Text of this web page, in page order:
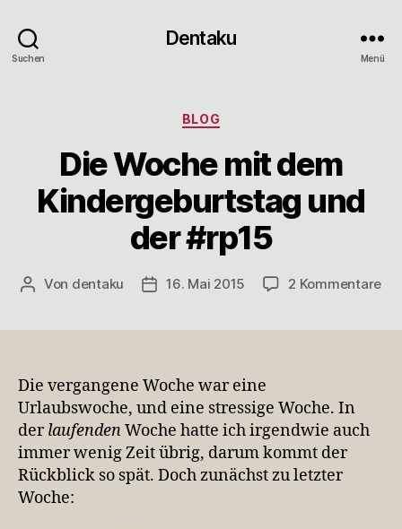
Suchen
Dentaku
Menü
Kategorien
BLOG
Die Woche mit dem
Kindergeburtstag und
der #rp15
Beitragsautor
Von dentaku Veröffentlichungsdatum
16. Mai 2015 2 Kommentarezu
Die vergangene Woche war eine
Urlaubswoche, und eine stressige Woche. In
derlaufendenWoche hatte ich irgendwie auch
immer wenig Zeit übrig, darum kommt der
Rückblick so spät. Doch zunächst zu letzter
Woche: